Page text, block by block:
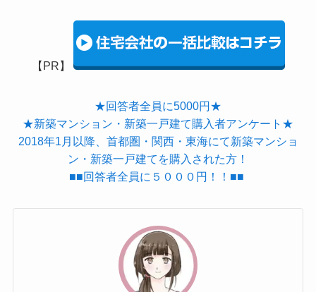
【PR】
★回答者全員に5000円★
★新築マンション・新築一戸建て購入者アンケート★
2018年1月以降、首都圏・関西・東海にて新築マンショ
ン・新築一戸建てを購入された方！
■■回答者全員に５０００円！！■■